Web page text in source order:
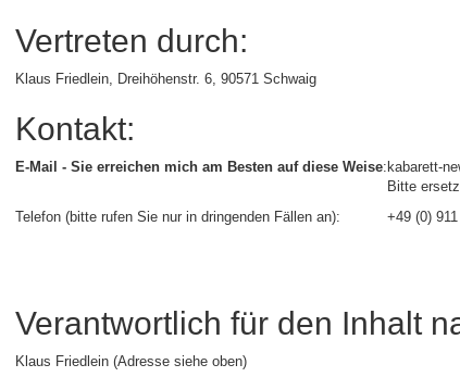
Vertreten durch:
Klaus Friedlein, Dreihöhenstr. 6, 90571 Schwaig
Kontakt:
E-Mail - Sie erreichen mich am Besten auf diese Weise: kabarett-
Bitte
Telefon (bitte rufen Sie nur in dringenden Fällen an):
+49 (0)
Verantwortlich für den Inhalt
Klaus Friedlein (Adresse siehe oben)